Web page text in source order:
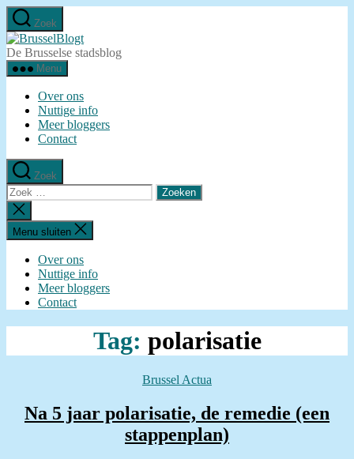
Ga
naar
de
inhoud
Zoek
BrusselBlogt
De Brusselse stadsblog
Menu
Over ons
Nuttige info
Meer bloggers
Contact
Zoek
Zoeken
naar:
Zoeken
sluiten
Menu sluiten
Over ons
Nuttige info
Meer bloggers
Contact
Tag: polarisatie
Categorieën
Brussel Actua
Na 5 jaar polarisatie, de remedie (een
stappenplan)